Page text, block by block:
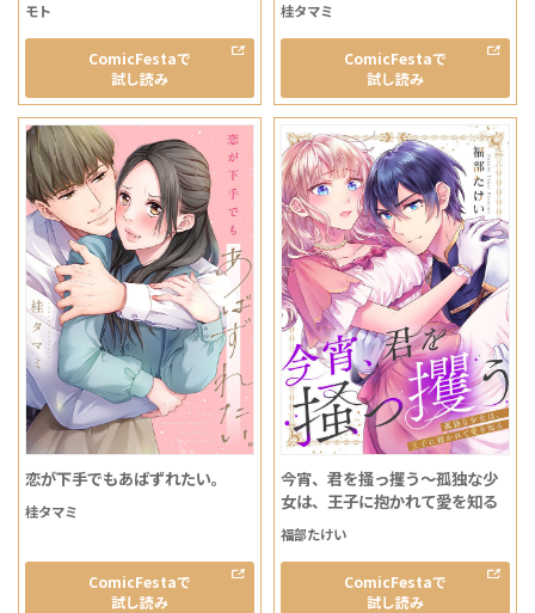
モト
ComicFestaで
試し読み
桂タマミ
ComicFestaで
試し読み
恋が下手でもあばずれたい。
桂タマミ
ComicFestaで
試し読み
今宵、君を掻っ攫う～孤独な少
女は、王子に抱かれて愛を知る
福部たけい
ComicFestaで
試し読み